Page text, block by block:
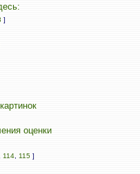
]
оценки
114 115 ]